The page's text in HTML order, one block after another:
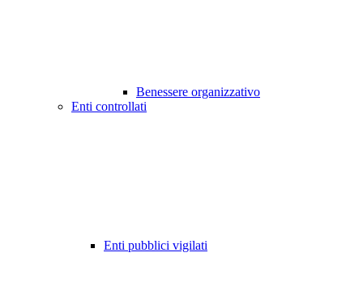
Benessere organizzativo
Enti controllati
Enti pubblici vigilati